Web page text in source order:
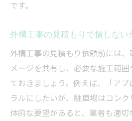
です。
外構工事の見積もりで損しない
外構工事の見積もり依頼前には
メージを共有し、必要な施工範
ておきましょう。例えば、「ア
ラルにしたいが、駐車場はコン
体的な要望があると、業者も適